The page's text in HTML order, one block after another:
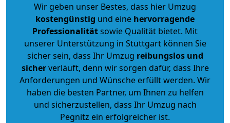
Wir geben unser Bestes, dass hier Umzug
kostengünstig und eine hervorragende
Professionalitätsowie Qualität bietet. Mit
unserer Unterstützung in Stuttgart können Sie
sicher sein, dass Ihr Umzug reibungslos und
sicherverläuft, denn wir sorgen dafür, dass Ihre
Anforderungen und Wünsche erfüllt werden. Wir
haben die besten Partner, um Ihnen zu helfen
und sicherzustellen, dass Ihr Umzug nach
Pegnitz ein erfolgreicher ist.